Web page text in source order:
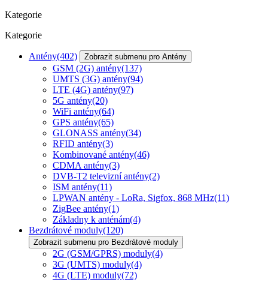
Kategorie
Kategorie
Antény(402) Zobrazit submenu pro Antény
GSM (2G) antény(137)
UMTS (3G) antény(94)
LTE (4G) antény(97)
5G antény(20)
WiFi antény(64)
GPS antény(65)
GLONASS antény(34)
RFID antény(3)
Kombinované antény(46)
CDMA antény(3)
DVB-T2 televizní antény(2)
ISM antény(11)
LPWAN antény - LoRa, Sigfox, 868 MHz(11)
ZigBee antény(1)
Základny k anténám(4)
Bezdrátové moduly(120)
Zobrazit submenu pro Bezdrátové moduly
2G (GSM/GPRS) moduly(4)
3G (UMTS) moduly(4)
4G (LTE) moduly(72)